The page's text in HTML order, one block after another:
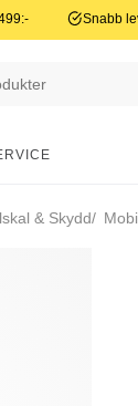
Snabb
& Skydd